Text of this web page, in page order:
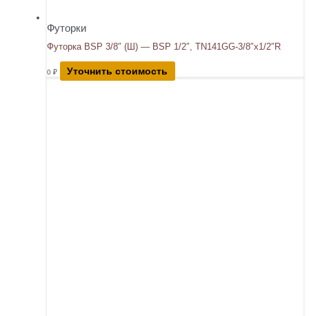
Футорки
Футорка BSP 3/8″ (Ш) — BSP 1/2″, TN141GG-3/8″x1/2″R
0 ₽ Уточнить стоимость